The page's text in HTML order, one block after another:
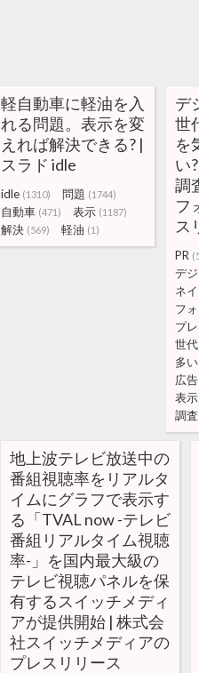
軽自動車に軽油を入
れる問題。表示を変
えれば解決できる? |
スラド idle
idle (1310) 問題 (1744)
自動車 (471) 表示 (1187)
解決 (569) 軽油 (1)
デ
世
を
い
調
フ
ス
PR
デ
ネ
フ
プ
世代
多い
広告
表示
調査
地上波テレビ放送中の
番組視聴率をリアルタ
イムにグラフで表示す
る「TVAL now -テレビ
番組リアルタイム視聴
率-」を国内最大級の
テレビ視聴パネルを保
有するスイッチメディ
アが提供開始 | 株式会
社スイッチメディアの
プレスリリース